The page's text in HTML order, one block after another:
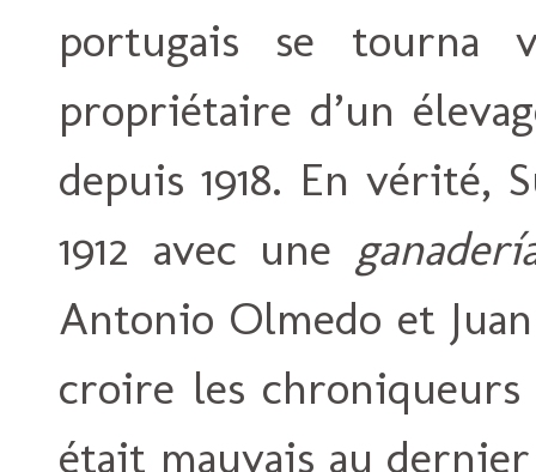
portugais se tourna
propriétaire d’un
depuis 1918. En
1912 avec une
Antonio Olmedo et
croire les chroniqueurs
était mauvais au dernier